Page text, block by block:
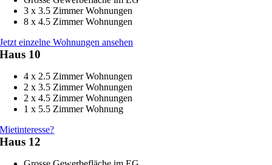
3 x 3.5 Zimmer Wohnungen
8 x 4.5 Zimmer Wohnungen
Jetzt einzelne Wohnungen ansehen
Haus 10
4 x 2.5 Zimmer Wohnungen
2 x 3.5 Zimmer Wohnungen
2 x 4.5 Zimmer Wohnungen
1 x 5.5 Zimmer Wohnung
Mietinteresse?
Haus 12